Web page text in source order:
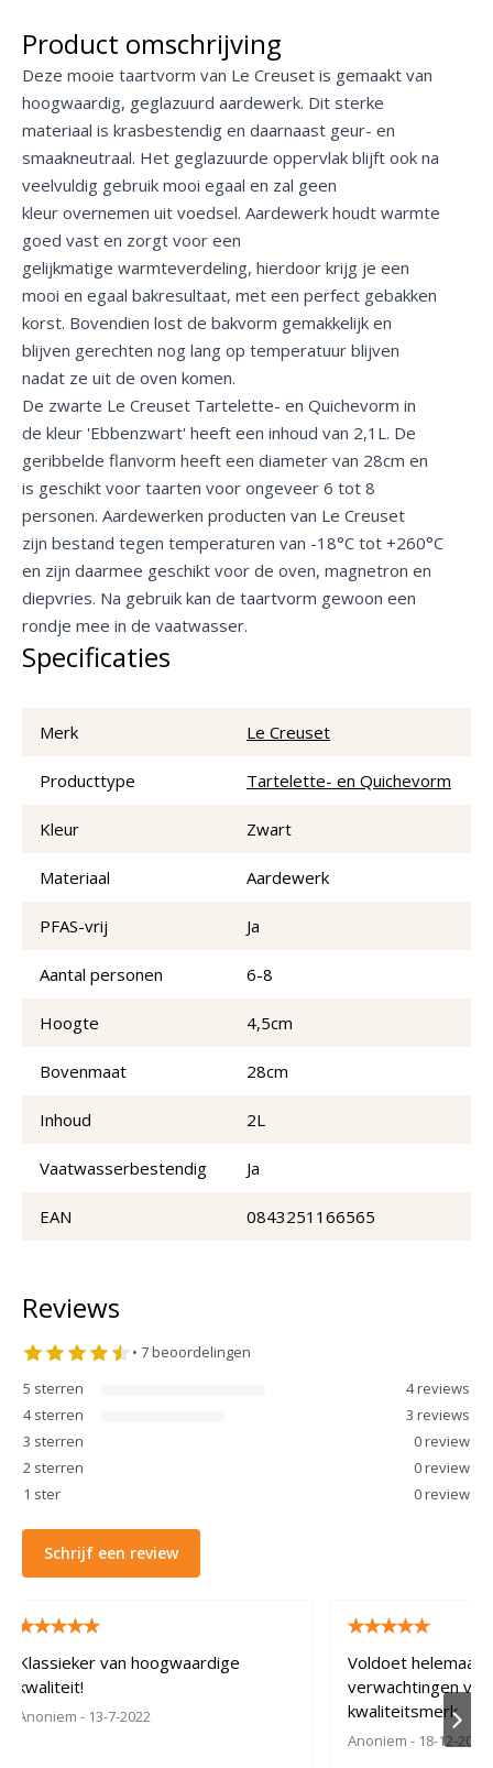
Product omschrijving
Deze mooie taartvorm van Le Creuset is gemaakt van
hoogwaardig, geglazuurd aardewerk. Dit sterke
materiaal is krasbestendig en daarnaast geur- en
smaakneutraal. Het geglazuurde oppervlak blijft ook na
veelvuldig gebruik mooi egaal en zal geen
kleur overnemen uit voedsel. Aardewerk houdt warmte
goed vast en zorgt voor een
gelijkmatige warmteverdeling, hierdoor krijg je een
mooi en egaal bakresultaat, met een perfect gebakken
korst. Bovendien lost de bakvorm gemakkelijk en
blijven gerechten nog lang op temperatuur blijven
nadat ze uit de oven komen.
De zwarte Le Creuset Tartelette- en Quichevorm in
de kleur 'Ebbenzwart' heeft een inhoud van 2,1L. De
geribbelde flanvorm heeft een diameter van 28cm en
is geschikt voor taarten voor ongeveer 6 tot 8
personen. Aardewerken producten van Le Creuset
zijn bestand tegen temperaturen van -18°C tot +260°C
en zijn daarmee geschikt voor de oven, magnetron en
diepvries. Na gebruik kan de taartvorm gewoon een
rondje mee in de vaatwasser.
Specificaties
Merk Le Creuset
Producttype Tartelette- en Quichevorm
Kleur Zwart
Materiaal Aardewerk
PFAS-vrij Ja
Aantal personen 6-8
Hoogte 4,5cm
Bovenmaat 28cm
Inhoud 2L
Vaatwasserbestendig Ja
EAN 0843251166565
Reviews
• 7beoordelingen
5 sterren 4reviews
4 sterren 3 reviews
3 sterren 0review
2 sterren 0review
1 ster 0review
Schrijf een review
Klassieker van hoogwaardige
kwaliteit!
Anoniem - 13-7-2022
Voldoet helemaal
verwachtingen
kwaliteitsmerk
Anoniem- 18-12-2021